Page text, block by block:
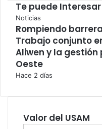
Te puede Interesar
Cerrar
Noticias
Rompiendo
Trabajo conjunto
Aliwen y la gestión
Oeste
Hace 2 días
Valor del USAM